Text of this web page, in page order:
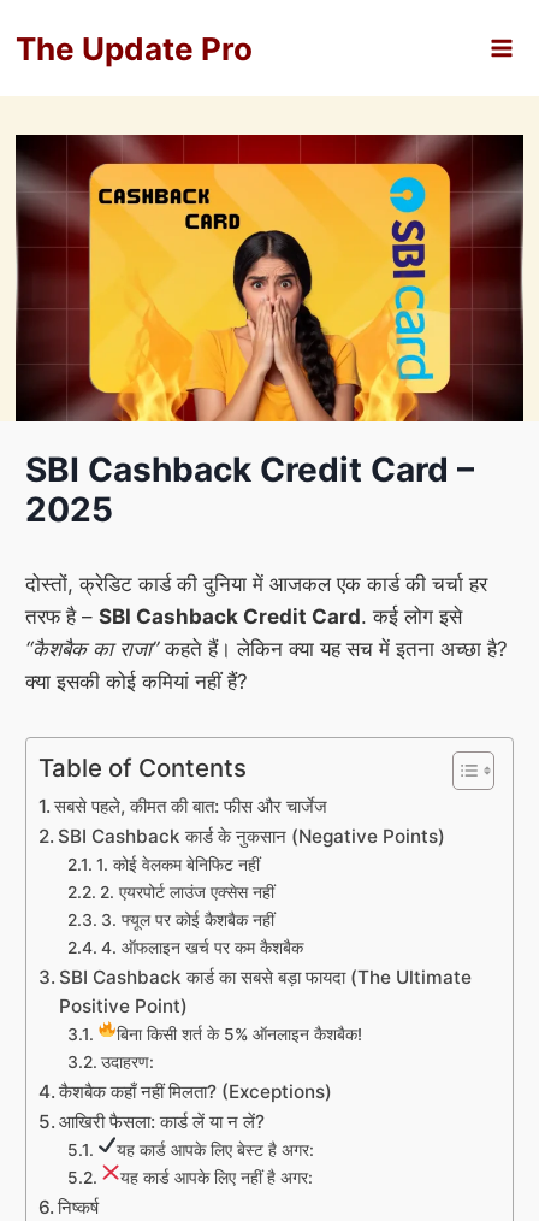
toThe Update Pro
SBI Cashback Credit Card –
2025
दोस्तों, क्रेडिट कार्ड की दुनिया में आजकल एक कार्ड की चर्चा हर
तरफ है – SBI Cashback Credit Card. कई लोग इसे
“कैशबैक का राजा”कहते हैं। लेकिन क्या यह सच में इतना अच्छा है?
क्या इसकी कोई कमियां नहीं हैं?
Table of Contents
सबसे पहले, कीमत की बात: फीस और चार्जेज
SBI Cashback कार्ड के नुकसान (Negative Points)
1. कोई वेलकम बेनिफिट नहीं
2. एयरपोर्ट लाउंज एक्सेस नहीं
3. फ्यूल पर कोई कैशबैक नहीं
4. ऑफलाइन खर्च पर कम कैशबैक
SBI Cashback कार्ड का सबसे बड़ा फायदा (The Ultimate
Positive Point)
बिना किसी शर्त के 5% ऑनलाइन कैशबैक!
उदाहरण:
कैशबैक कहाँ नहीं मिलता? (Exceptions)
आखिरी फैसला: कार्ड लें या न लें?
यह कार्ड आपके लिए बेस्ट है अगर:
यह कार्ड आपके लिए नहीं है अगर:
निष्कर्ष